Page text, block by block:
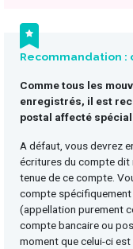
Recommandation :
Comme tous les
enregistrés, il est
postal affecté
A défaut, vous devrez
écritures du compte dit
tenue de ce compte.
compte
(appellation purement
compte bancaire ou
moment que celui-ci